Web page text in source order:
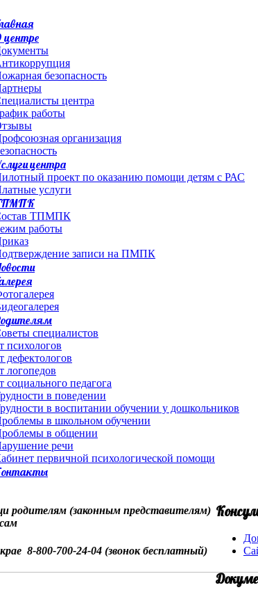
центре
безопасность
центра
работы
организация
центра
проект по оказанию помощи детям с РАС
услуги
ТПМПК
работы
записи на ПМПК
специалистов
психологов
дефектологов
логопедов
социального педагога
в поведении
в воспитании обучении у дошкольников
в школьном обучении
в общении
речи
первичной психологической помощи
родителям (законным представителям)
8-800-700-24-04 (звонок бесплатный)